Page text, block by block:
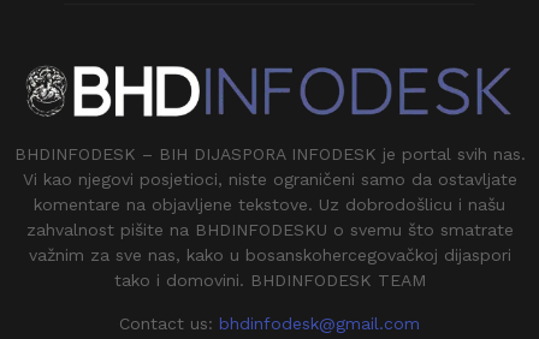
BHDINFODESK – BIH DIJASPORA INFODESK je portal svih nas.
Vi kao njegovi posjetioci, niste ograničeni samo da ostavljate
komentare na objavljene tekstove. Uz dobrodošlicu i našu
zahvalnost pišite na BHDINFODESKU o svemu što smatrate
važnim za sve nas, kako u bosanskohercegovačkoj dijaspori
tako i domovini. BHDINFODESK TEAM
Contact us: bhdinfodesk@gmail.com